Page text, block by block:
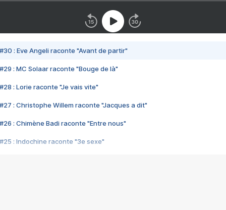
#30 : Eve Angeli raconte "Avant de partir"
#29 : MC Solaar raconte "Bouge de là"
#28 : Lorie raconte "Je vais vite"
#27 : Christophe Willem raconte "Jacques a dit"
#26 : Chimène Badi raconte "Entre nous"
#25 : Indochine raconte "3e sexe"